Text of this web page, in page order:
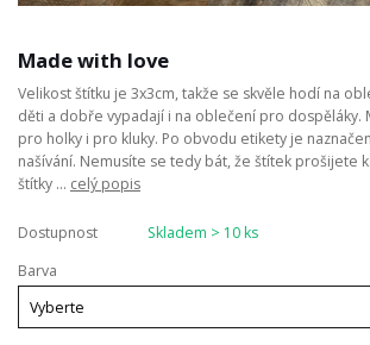
Made with love
Velikost štítku je 3x3cm, takže se skvěle hodí na
děti a dobře vypadají i na oblečení pro dospěláky.
pro holky i pro kluky. Po obvodu etikety je
našívání. Nemusíte se tedy bát, že štítek prošijete
štítky ... celý popis
Dostupnost
Skladem > 10 ks
Barva